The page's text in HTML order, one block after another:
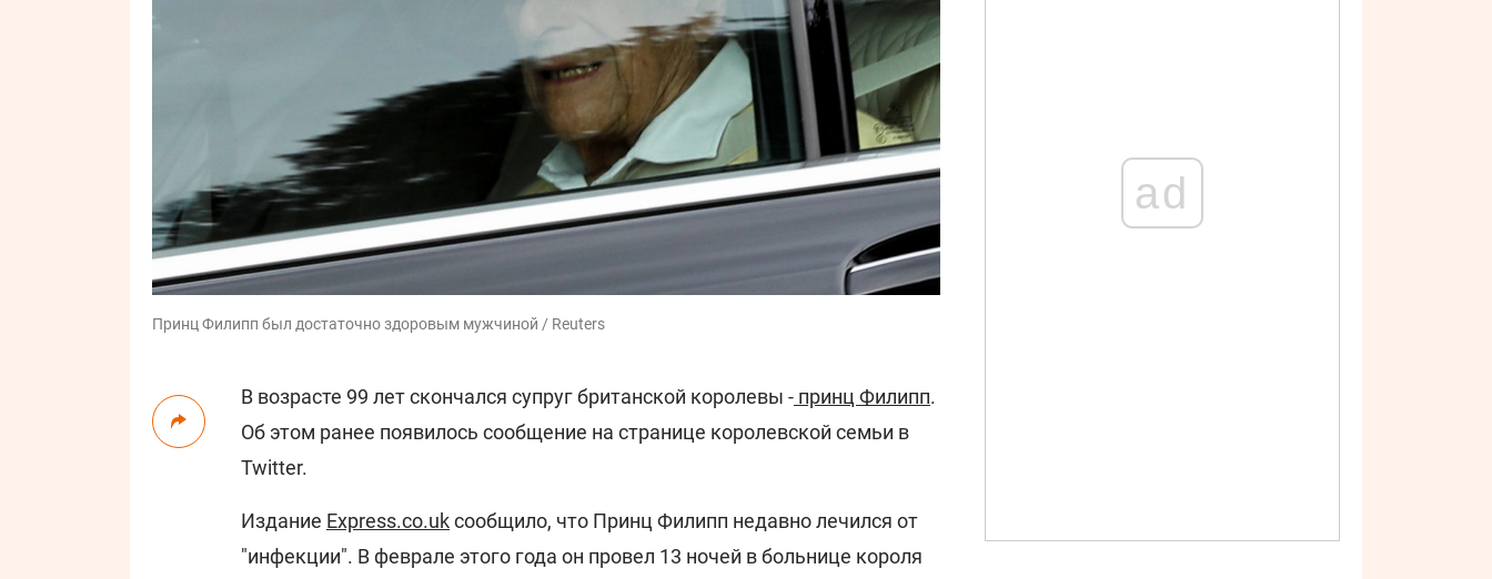
Принц Филипп был достаточно здоровым мужчиной / Reuters
В возрасте 99 лет скончался супруг британской королевы - принц Филипп.
Об этом ранее появилось сообщение на странице королевской семьи в
Twitter.
Издание Express.co.ukсообщило, что Принц Филипп недавно лечился от
"инфекции". В феврале этого года он провел 13 ночей в больнице короля
ad